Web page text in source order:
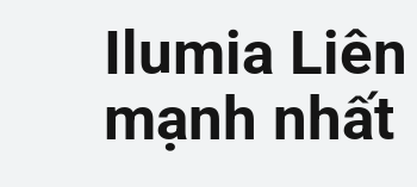
Ilumia
mạnh nhất